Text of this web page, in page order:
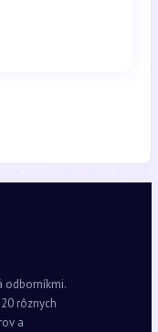
odborníkmi.
rôznych
a